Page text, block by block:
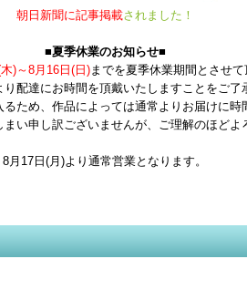
朝日新聞に記事掲載されました！
■夏季休業のお知らせ■
)～8月16日(日)までを夏季休業期間とさせて
配達にお時間を頂戴いたしますことをご了
ため、作品によっては通常よりお届けに時
い申し訳ございませんが、ご理解のほどよ
8月17日(月)より通常営業となります。